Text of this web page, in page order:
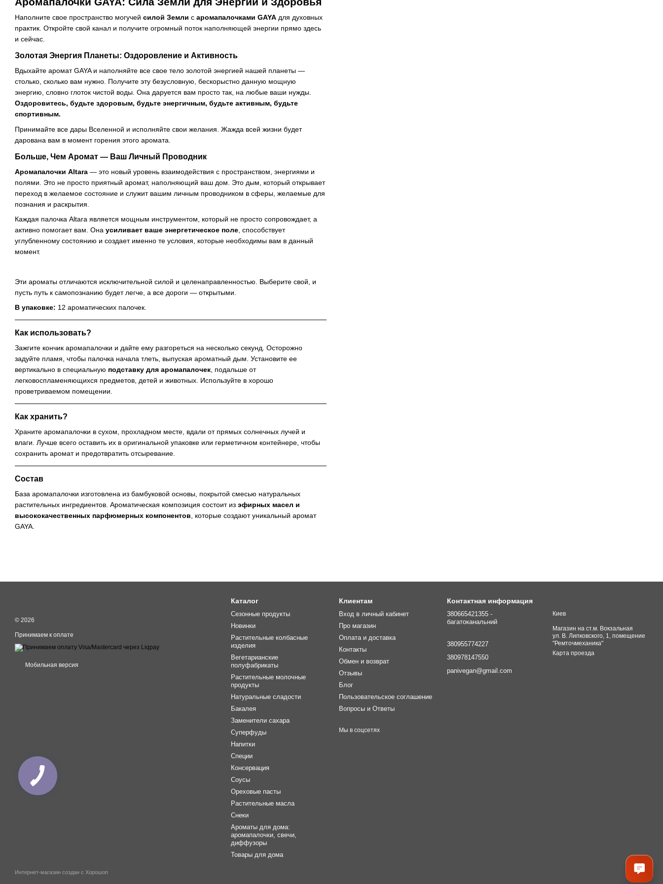
Наполните свое пространство могучей силой Земли с аромапалочками GAYA для духовных
практик. Откройте свой канал и получите огромный поток наполняющей энергии прямо здесь
и сейчас.
Золотая Энергия Планеты: Оздоровление и Активность
Вдыхайте аромат GAYA и наполняйте все свое тело золотой энергией нашей планеты —
столько, сколько вам нужно. Получите эту безусловную, бескорыстно данную мощную
энергию, словно глоток чистой воды. Она даруется вам просто так, на любые ваши нужды.
Оздоровитесь, будьте здоровым, будьте энергичным, будьте активным, будьте
спортивным.
Принимайте все дары Вселенной и исполняйте свои желания. Жажда всей жизни будет
дарована вам в момент горения этого аромата.
Больше, Чем Аромат — Ваш Личный Проводник
Аромапалочки Altara — это новый уровень взаимодействия с пространством, энергиями и
полями. Это не просто приятный аромат, наполняющий ваш дом. Это дым, который открывает
переход в желаемое состояние и служит вашим личным проводником в сферы, желаемые для
познания и раскрытия.
Каждая палочка Altara является мощным инструментом, который не просто сопровождает, а
активно помогает вам. Она усиливает ваше энергетическое поле , способствует
углубленному состоянию и создает именно те условия, которые необходимы вам в данный
момент.
Эти ароматы отличаются исключительной силой и целенаправленностью. Выберите свой, и
пусть путь к самопознанию будет легче, а все дороги — открытыми.
В упаковке: 12 ароматических палочек.
Как использовать?
Зажгите кончик аромапалочки и дайте ему разгореться на несколько секунд. Осторожно
задуйте пламя, чтобы палочка начала тлеть, выпуская ароматный дым. Установите ее
вертикально в специальную подставку для аромапалочек, подальше от
легковоспламеняющихся предметов, детей и животных. Используйте в хорошо
проветриваемом помещении.
Как хранить?
Храните аромапалочки в сухом, прохладном месте, вдали от прямых солнечных лучей и
влаги. Лучше всего оставить их в оригинальной упаковке или герметичном контейнере, чтобы
сохранить аромат и предотвратить отсыревание.
Состав
База аромапалочки изготовлена из бамбуковой основы, покрытой смесью натуральных
растительных ингредиентов. Ароматическая композиция состоит из эфирных масел и
высококачественных парфюмерных компонентов, которые создают уникальный аромат
GAYA.
© 2026
Принимаем к оплате
Мобильная версия
Интернет-магазин создан с Хорошоп
Каталог
Сезонные продукты
Новинки
Растительные колбасные
изделия
Вегетарианские
полуфабрикаты
Растительные молочные
продукты
Натуральные сладости
Бакалея
Заменители сахара
Суперфуды
Напитки
Специи
Консервация
Соусы
Ореховые пасты
Растительные масла
Снеки
Ароматы для дома:
аромапалочки, свечи,
диффузоры
Товары для дома
Клиентам
Вход в личный кабинет
Про магазин
Оплата и доставка
Контакты
Обмен и возврат
Отзывы
Блог
Пользовательское соглашение
Вопросы и Ответы
Мы в соцсетях
Контактная информация
380665421355 -
багатоканальний
380955774227
380978147550
panivegan@gmail.com
Киев
Магазин на ст.м. Вокзальная
ул. В. Липковского, 1, помещение
"Ремточмеханика"
Карта проезда